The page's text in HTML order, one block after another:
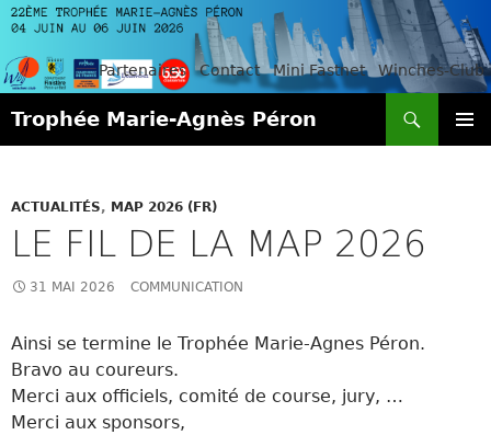
Partenaires Contact Mini Fastnet Winches-Club
Trophée Marie-Agnès Péron
ACTUALITÉS, MAP 2026 (FR)
LE FIL DE LA MAP 2026
31 MAI 2026 COMMUNICATION
Ainsi se termine le Trophée Marie-Agnes Péron.
Bravo au coureurs.
Merci aux officiels, comité de course, jury, …
Merci aux sponsors,